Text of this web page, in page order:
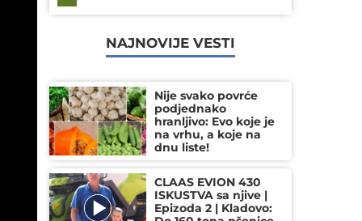
NAJNOVIJE VESTI
Nije svako povrće
podjednako
hranljivo: Evo koje je
na vrhu, a koje na
dnu liste!
CLAAS EVION 430
ISKUSTVA sa njive |
Epizoda 2 | Kladovo: